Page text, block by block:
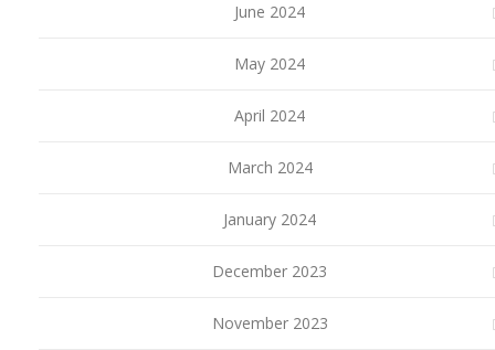
June 2024
May 2024
April 2024
March 2024
January 2024
December 2023
November 2023